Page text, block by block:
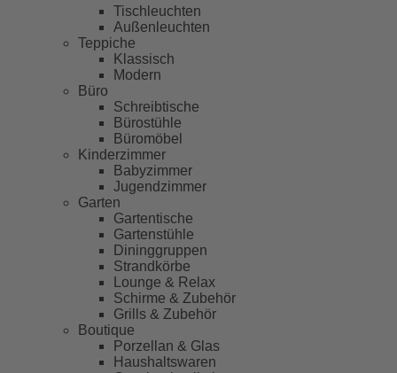
Tischleuchten
Außenleuchten
Teppiche
Klassisch
Modern
Büro
Schreibtische
Bürostühle
Büromöbel
Kinderzimmer
Babyzimmer
Jugendzimmer
Garten
Gartentische
Gartenstühle
Dininggruppen
Strandkörbe
Lounge & Relax
Schirme & Zubehör
Grills & Zubehör
Boutique
Porzellan & Glas
Haushaltswaren